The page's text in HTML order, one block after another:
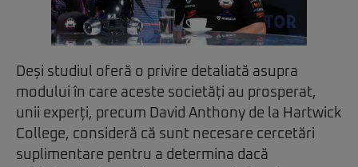
Deși studiul oferă o privire detaliată asupra
modului în care aceste societăți au prosperat,
unii experți, precum David Anthony de la Hartwick
College, consideră că sunt necesare cercetări
suplimentare pentru a determina dacă